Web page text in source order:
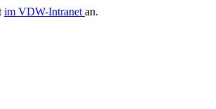
im VDW-Intranet an.